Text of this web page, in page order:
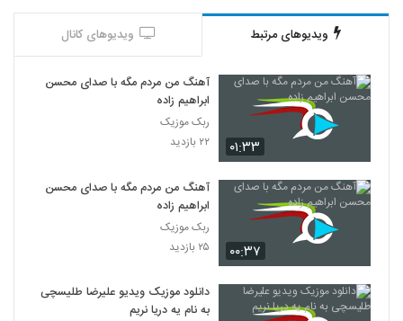
ویدیوهای مرتبط ویدیوهای کانال
۰۱:۳۳
آهنگ من مردم مگه با صدای محسن
ابراهیم زاده
ربک موزیک
۲۲ بازدید
۰۰:۳۷
آهنگ من مردم مگه با صدای محسن
ابراهیم زاده
ربک موزیک
۲۵ بازدید
دانلود موزیک ویدیو علیرضا طلیسچی
به نام یه دریا نریم